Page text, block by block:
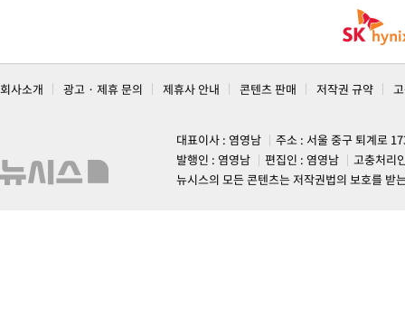
회사소개 광고 · 제휴 문의 제휴사 안내 콘텐츠 판매 저작권 규약
대표이사 : 염영남
주소 : 서울 중구 퇴계로
발행인 : 염영남
편집인 : 염영남
고충처리
뉴시스의 모든 콘텐츠는 저작권법의 보호를